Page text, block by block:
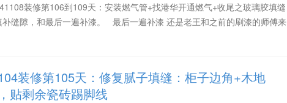
装修第106到109天：安装燃气管+找港华开通燃气+收尾之玻璃胶填缝
缝隙，和最后一遍补漆。 最后一遍补漆 还是老王和之前的刷漆的师傅来
装修第105天：修复腻子填缝：柜子边角+木地
贴剩余瓷砖踢脚线